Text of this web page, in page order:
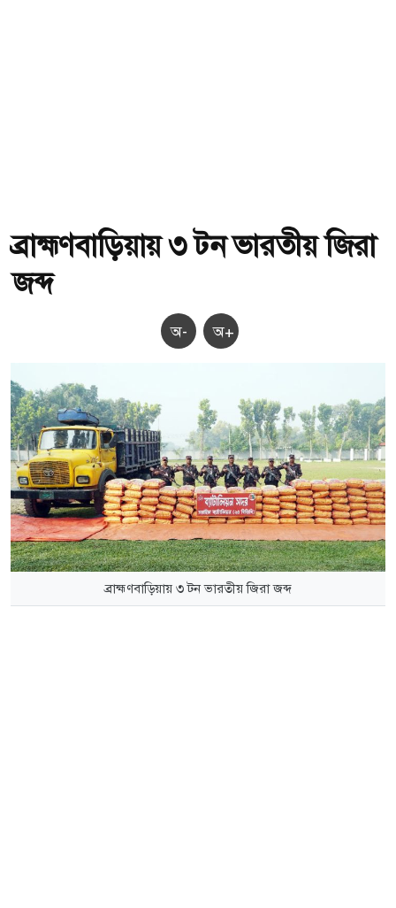
ব্রাহ্মণবাড়িয়ায় ৩ টন ভারতীয় জিরা
জব্দ
অ- অ+
ব্রাহ্মণবাড়িয়ায় ৩ টন ভারতীয় জিরা জব্দ